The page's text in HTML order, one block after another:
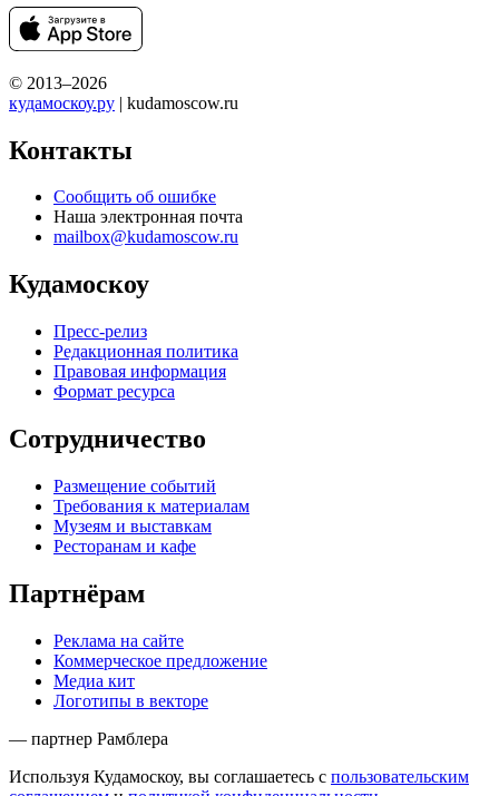
© 2013–2026
кудамоскоу.ру | kudamoscow.ru
Контакты
Сообщить об ошибке
Наша электронная почта
mailbox@kudamoscow.ru
Кудамоскоу
Пресс-релиз
Редакционная политика
Правовая информация
Формат ресурса
Сотрудничество
Размещение событий
Требования к материалам
Музеям и выставкам
Ресторанам и кафе
Партнёрам
Реклама на сайте
Коммерческое предложение
Медиа кит
Логотипы в векторе
— партнер Рамблера
Используя Кудамоскоу, вы соглашаетесь с пользовательским